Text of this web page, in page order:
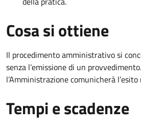
Cosa si ottiene
Il procedimento amministrativo si
senza l’emissione di un
l’Amministrazione comunicherà
Tempi e scadenze